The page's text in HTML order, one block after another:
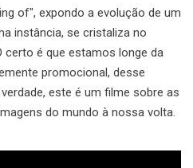
of", expondo a evolução de um
instância, se cristaliza no
certo é que estamos longe da
promocional, desse
este é um filme sobre as
do mundo à nossa volta.